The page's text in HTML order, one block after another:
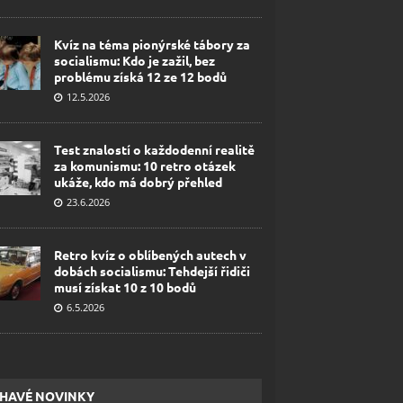
Kvíz na téma pionýrské tábory za
socialismu: Kdo je zažil, bez
problému získá 12 ze 12 bodů
12.5.2026
Test znalostí o každodenní realitě
za komunismu: 10 retro otázek
ukáže, kdo má dobrý přehled
23.6.2026
Retro kvíz o oblíbených autech v
dobách socialismu: Tehdejší řidiči
musí získat 10 z 10 bodů
6.5.2026
NOVINKY